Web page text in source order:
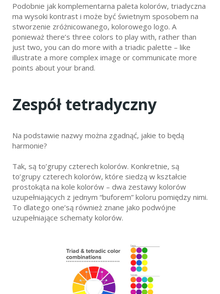
Podobnie jak komplementarna paleta kolorów, triadyczna
ma wysoki kontrast i może być świetnym sposobem na
stworzenie zróżnicowanego, kolorowego logo. A
ponieważ there’s three colors to play with, rather than
just two, you can do more with a triadic palette – like
illustrate a more complex image or communicate more
points about your brand.
Zespół tetradyczny
Na podstawie nazwy można zgadnąć, jakie to będą
harmonie?
Tak, są to’grupy czterech kolorów. Konkretnie, są
to’grupy czterech kolorów, które siedzą w kształcie
prostokąta na kole kolorów – dwa zestawy kolorów
uzupełniających z jednym “buforem” koloru pomiędzy nimi.
To dlatego one’są również znane jako podwójne
uzupełniające schematy kolorów.